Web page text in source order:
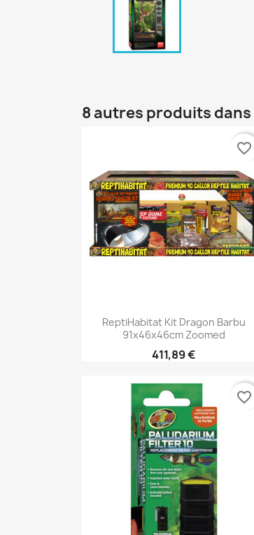
8 autres produits
 Aperçu rapide
ReptiHabitat Kit Dragon Barbu
91x46x46cm Zoomed
411,89 €
favorite_border
favorite_border